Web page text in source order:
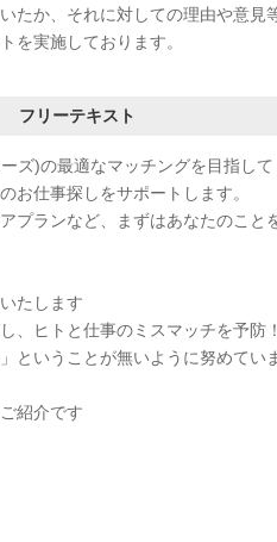
たか、それに対しての理由や意見
を実施しております。
フリーテキスト
ズ)の最適なマッチングを目指して
お仕事探しをサポートします。
プランなど、まずはあなたのこと
たします
、ヒトと仕事のミスマッチを予防！
ということが無いように努めてい
紹介です